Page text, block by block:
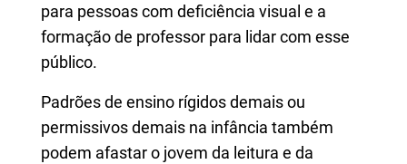
para pessoas com deficiência visual e a
formação de professor para lidar com esse
público.
Padrões de ensino rígidos demais ou
permissivos demais na infância também
podem afastar o jovem da leitura e da